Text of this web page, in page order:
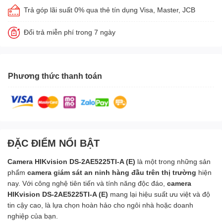
Trả góp lãi suất 0% qua thẻ tín dụng Visa, Master, JCB
Đổi trả miễn phí trong 7 ngày
Phương thức thanh toán
ĐẶC ĐIỂM NỔI BẬT
Camera HIKvision DS-2AE5225TI-A (E) là một trong những sản
phẩm camera giám sát an ninh hàng đầu trên thị trường hiện
nay. Với công nghệ tiên tiến và tính năng độc đáo, camera
HIKvision DS-2AE5225TI-A (E) mang lại hiệu suất ưu việt và độ
tin cậy cao, là lựa chọn hoàn hảo cho ngôi nhà hoặc doanh
nghiệp của bạn.